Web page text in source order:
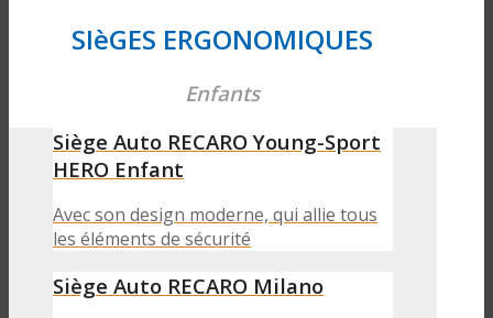
SIèGES ERGONOMIQUES
Enfants
Siège Auto RECARO Young-Sport
HERO Enfant
Avec son design moderne, qui allie tous
les éléments de sécurité
Siège Auto RECARO Milano